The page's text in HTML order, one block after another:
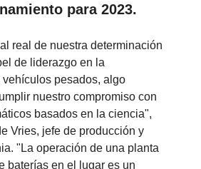
para 2023.
real de nuestra determinación
de liderazgo en la
pesados, algo
nuestro compromiso con
basados en la ciencia",
Vries, jefe de producción y
"La operación de una planta
baterías en el lugar es un